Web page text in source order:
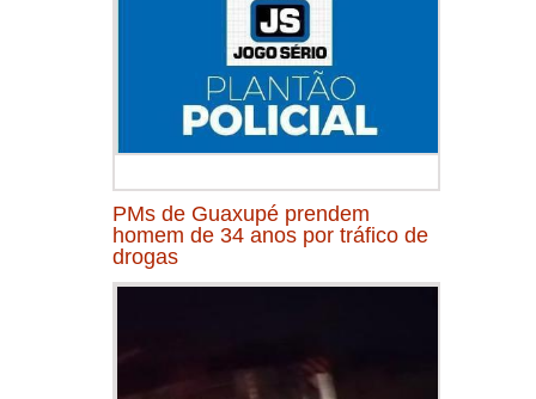
PMs de Guaxupé prendem
homem de 34 anos por tráfico de
drogas